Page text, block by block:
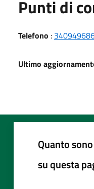
Punti di
Telefono :
Ultimo
Quanto
su questa